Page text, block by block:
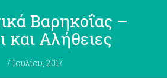
Βαρηκοΐας –
και Αλήθειες
7 Ιουλίου, 2017